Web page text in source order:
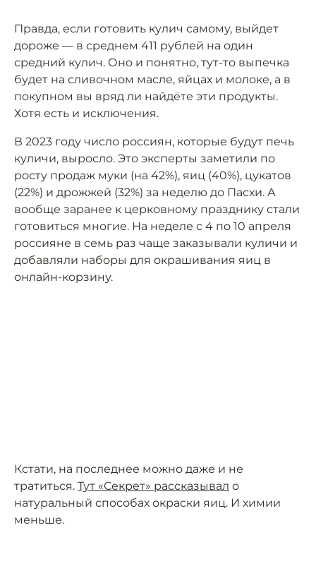
Правда, если готовить кулич самому, выйдет
дороже — в среднем 411 рублей на один
средний кулич. Оно и понятно, тут-то выпечка
будет на сливочном масле, яйцах и молоке, а в
покупном вы вряд ли найдёте эти продукты.
Хотя есть и исключения.
В 2023 году число россиян, которые будут печь
куличи, выросло. Это эксперты заметили по
росту продаж муки (на 42%), яиц (40%), цукатов
(22%) и дрожжей (32%) за неделю до Пасхи. А
вообще заранее к церковному празднику стали
готовиться многие. На неделе с 4 по 10 апреля
россияне в семь раз чаще заказывали куличи и
добавляли наборы для окрашивания яиц в
онлайн-корзину.
Кстати, на последнее можно даже и не
тратиться. Тут «Секрет» рассказывал о
натуральный способах окраски яиц. И химии
меньше.